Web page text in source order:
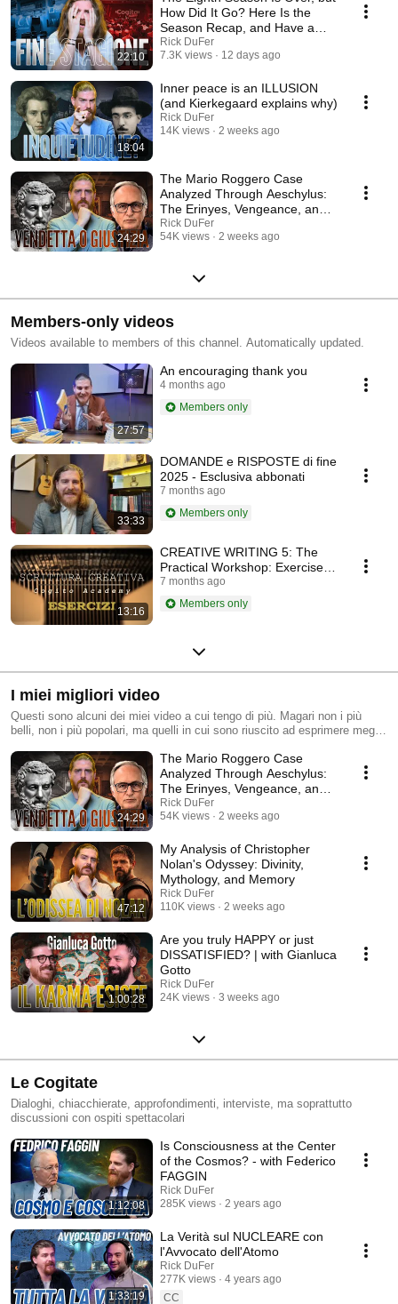
22:10
How Did It Go? Here Is the
Season Recap, and Have a
Great Summer!
Rick DuFer
7.3K views
12 days ago
18:04
Inner peace is an ILLUSION
(and Kierkegaard explains why)
Rick DuFer
14K views
2 weeks ago
24:29
The Mario Roggero Case
Analyzed Through Aeschylus:
The Erinyes, Vengeance, and
the Rule of Law
Rick DuFer
54K views
2 weeks ago
Members-only videos
Videos available to members of this channel. Automatically updated.
27:57
An encouraging thank you
4 months ago
Members only
33:33
DOMANDE e RISPOSTE di fine
2025 - Esclusiva abbonati
7 months ago
Members only
13:16
CREATIVE WRITING 5: The
Practical Workshop: Exercises
to Unlock Creativity
7 months ago
Members only
I miei migliori video
Questi sono alcuni dei miei video a cui tengo di più. Magari non i più
belli, non i più popolari, ma quelli in cui sono riuscito ad esprimere meglio
24:29
The Mario Roggero Case
Analyzed Through Aeschylus:
The Erinyes, Vengeance, and
the Rule of Law
Rick DuFer
54K views
2 weeks ago
47:12
My Analysis of Christopher
Nolan's Odyssey: Divinity,
Mythology, and Memory
Rick DuFer
110K views
2 weeks ago
1:00:28
Are you truly HAPPY or just
DISSATISFIED? | with Gianluca
Gotto
Rick DuFer
24K views
3 weeks ago
Le Cogitate
Dialoghi, chiacchierate, approfondimenti, interviste, ma soprattutto
discussioni con ospiti spettacolari
1:12:08
Is Consciousness at the Center
of the Cosmos? - with Federico
FAGGIN
Rick DuFer
285K views
2 years ago
1:33:19
La Verità sul NUCLEARE con
l'Avvocato dell'Atomo
Rick DuFer
277K views
4 years ago
CC